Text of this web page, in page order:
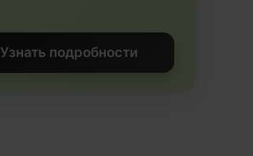
Узнать подробности